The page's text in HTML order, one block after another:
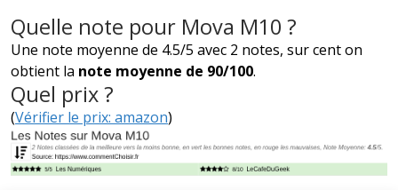
Quelle note pour Mova M10 ?
Une note moyenne de 4.5/5 avec 2 notes, sur cent on
obtient la note moyenne de 90/100.
Quel prix ?
(Vérifier le prix: amazon)